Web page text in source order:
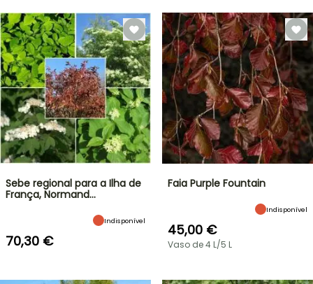
Sebe regional para a Ilha de
França, Normand…
Indisponível
70,30 €
Faia Purple Fountain
Indisponível
45,00 €
Vaso de 4 L/5 L